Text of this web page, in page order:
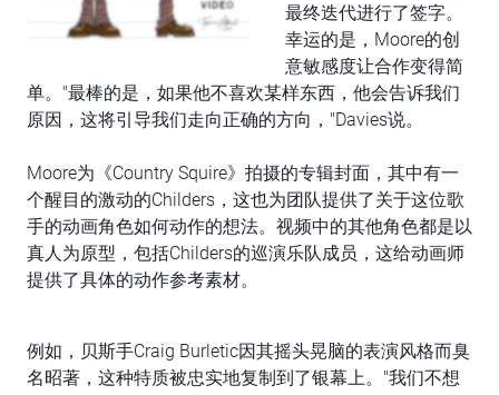
最终迭代进行了签字。
幸运的是，Moore的创
意敏感度让合作变得简
单。"最棒的是，如果他不喜欢某样东西，他会告诉我们
原因，这将引导我们走向正确的方向，"Davies说。
Moore为《Country Squire》拍摄的专辑封面，其中有一
个醒目的激动的Childers，这也为团队提供了关于这位歌
手的动画角色如何动作的想法。视频中的其他角色都是以
真人为原型，包括Childers的巡演乐队成员，这给动画师
提供了具体的动作参考素材。
例如，贝斯手Craig Burletic因其摇头晃脑的表演风格而臭
名昭著，这种特质被忠实地复制到了银幕上。"我们不想